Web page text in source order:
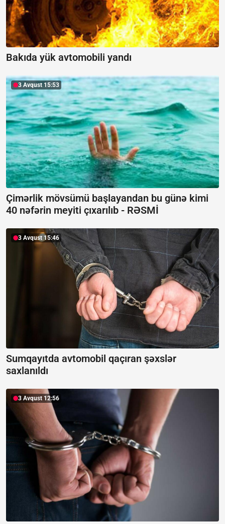
Bakıda yük avtomobili yandı
3 Avqust 15:53
Çimərlik mövsümü başlayandan bu günə kimi
40 nəfərin meyiti çıxarılıb - RƏSMİ
3 Avqust 15:46
Sumqayıtda avtomobil qaçıran şəxslər
saxlanıldı
3 Avqust 12:56